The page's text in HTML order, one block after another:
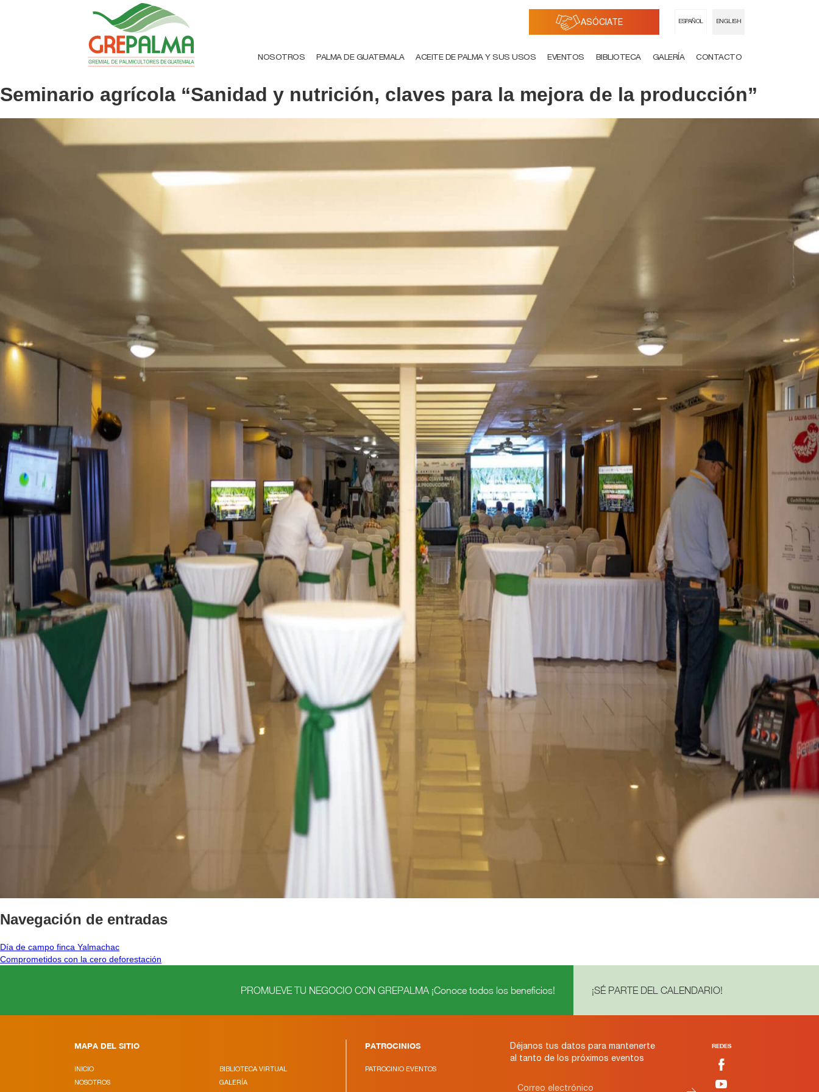
ESPAÑOL ENGLISH
ASÓCIATE
NOSOTROS PALMA DE GUATEMALA ACEITE DE PALMA Y SUS USOS EVENTOS BIBLIOTECA GALERÍA CONTACTO
Seminario agrícola “Sanidad y nutrición, claves para la mejora de la producción”
Navegación de entradas
Día de campo finca Yalmachac
Comprometidos con la cero deforestación
PROMUEVE TU NEGOCIO CON GREPALMA ¡Conoce todos los beneficios! ¡SÉ PARTE DEL CALENDARIO!
MAPA DEL SITIO
INICIO
NOSOTROS
BIBLIOTECA VIRTUAL
GALERÍA
PATROCINIOS
PATROCINIO EVENTOS
Déjanos tus datos para mantenerte
al tanto de los próximos eventos
REDES